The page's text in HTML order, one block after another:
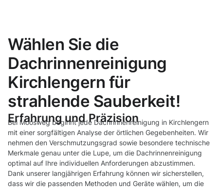
Wählen Sie die
Dachrinnenreinigung
Kirchlengern für
strahlende Sauberkeit!
Erfahrung und Präzision
Bei Moosweg beginnt jede Dachrinnenreinigung in Kirchlengern
mit einer sorgfältigen Analyse der örtlichen Gegebenheiten. Wir
nehmen den Verschmutzungsgrad sowie besondere technische
Merkmale genau unter die Lupe, um die Dachrinnenreinigung
optimal auf Ihre individuellen Anforderungen abzustimmen.
Dank unserer langjährigen Erfahrung können wir sicherstellen,
dass wir die passenden Methoden und Geräte wählen, um die